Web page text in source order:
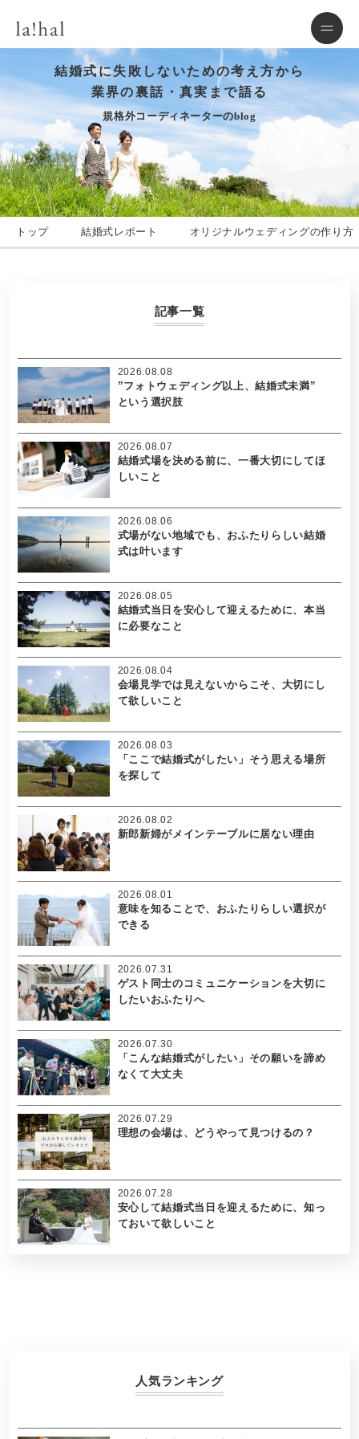
結婚式に失敗しないための考え方から
業界の裏話・真実まで語る
規格外コーディネーターのblog
トップ 結婚式レポート オリジナルウェディングの作り方
記事一覧
”フォトウェディング以上、結婚式未満”
という選択肢
2026.08.08
結婚式場を決める前に、一番大切にしてほ
しいこと
2026.08.07
式場がない地域でも、おふたりらしい結婚
式は叶います
2026.08.06
結婚式当日を安心して迎えるために、本当
に必要なこと
2026.08.05
会場見学では見えないからこそ、大切にし
て欲しいこと
2026.08.04
「ここで結婚式がしたい」そう思える場所
を探して
2026.08.03
新郎新婦がメインテーブルに居ない理由
2026.08.02
意味を知ることで、おふたりらしい選択が
できる
2026.08.01
ゲスト同士のコミュニケーションを大切に
したいおふたりへ
2026.07.31
「こんな結婚式がしたい」その願いを諦め
なくて大丈夫
2026.07.30
理想の会場は、どうやって見つけるの？
2026.07.29
安心して結婚式当日を迎えるために、知っ
ておいて欲しいこと
2026.07.28
人気ランキング